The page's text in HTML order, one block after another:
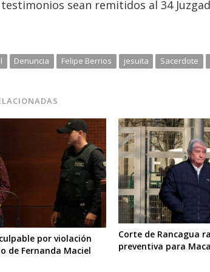
sean remitidos al 34
Denuncia Felipe Berrios jesuita Sacerdote
por violación
de Fernanda Maciel
Corte de Rancagua
preventiva para